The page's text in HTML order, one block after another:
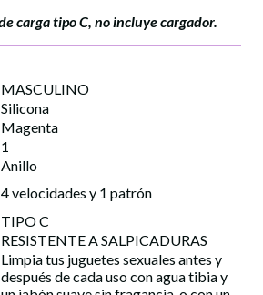
carga tipo C, no incluye cargador.
MASCULINO
Silicona
Magenta
1
Anillo
4 velocidades y 1 patrón
TIPO C
RESISTENTE A SALPICADURAS
Limpia tus juguetes sexuales antes y
después de cada uso con agua tibia y